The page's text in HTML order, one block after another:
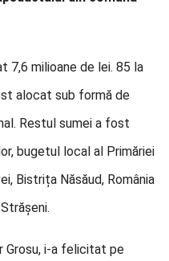
7,6 milioane de lei. 85 la
alocat sub formă de
Restul sumei a fost
bugetul local al Primăriei
Bistrița Năsăud, România
Grosu, i-a felicitat pe